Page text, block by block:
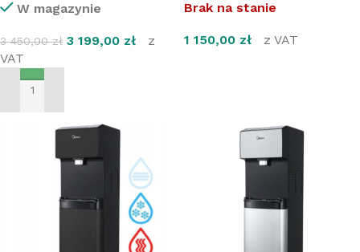
W magazynie
3 450,00zł 3 199,00 zł
z
VAT
DODAJ DO KOSZYKA
Brak na stanie
1 150,00 zł z VAT